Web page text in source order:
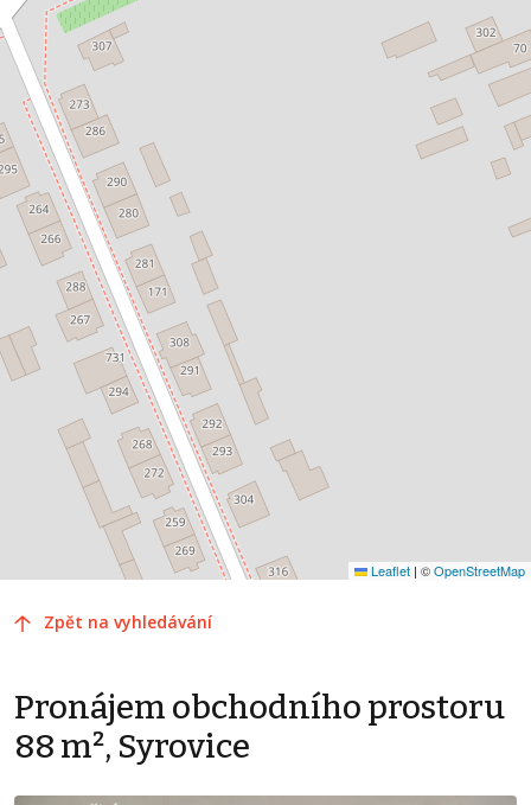
Leaflet | ©OpenStreetMap
Zpět na vyhledávání
Pronájem obchodního prostoru
88 m², Syrovice